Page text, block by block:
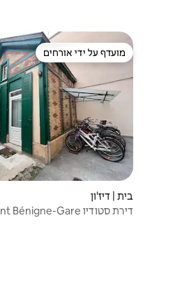
מועדף על ידי אורחים
מועדף על ידי אורחים
בית | דיז'ון
דירת סטודיו Place Saint Bénigne-Gare